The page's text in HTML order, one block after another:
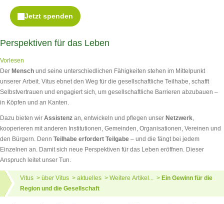
Perspektiven für das Leben
Vorlesen
Der Mensch und seine unterschiedlichen Fähigkeiten stehen im Mittelpunkt
unserer Arbeit. Vitus ebnet den Weg für die gesellschaftliche Teilhabe, schafft
Selbstvertrauen und engagiert sich, um gesellschaftliche Barrieren abzubauen –
in Köpfen und an Kanten.
Dazu bieten wir Assistenz an, entwickeln und pflegen unser Netzwerk
kooperieren mit anderen Institutionen, Gemeinden, Organisationen, Vereinen und
den Bürgern. Denn Teilhabe erfordert Teilgabe – und die fängt bei jedem
Einzelnen an. Damit sich neue Perspektiven für das Leben eröffnen. Dieser
Anspruch leitet unser Tun.
Vitus über Vitus aktuelles Weitere Artikel...
Ein Gewinn für die
Region und die Gesellschaft